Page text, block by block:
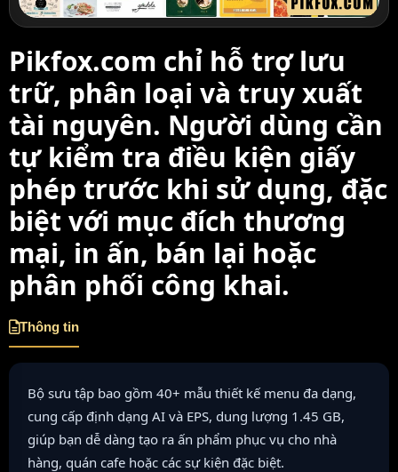
Pikfox.com chỉ hỗ trợ lưu
trữ, phân loại và truy xuất
tài nguyên. Người dùng cần
tự kiểm tra điều kiện giấy
phép trước khi sử dụng, đặc
biệt với mục đích thương
mại, in ấn, bán lại hoặc
phân phối công khai.
Thông tin
Bộ sưu tập bao gồm 40+ mẫu thiết kế menu đa dạng,
cung cấp định dạng AI và EPS, dung lượng 1.45 GB,
giúp bạn dễ dàng tạo ra ấn phẩm phục vụ cho nhà
hàng, quán cafe hoặc các sự kiện đặc biệt.